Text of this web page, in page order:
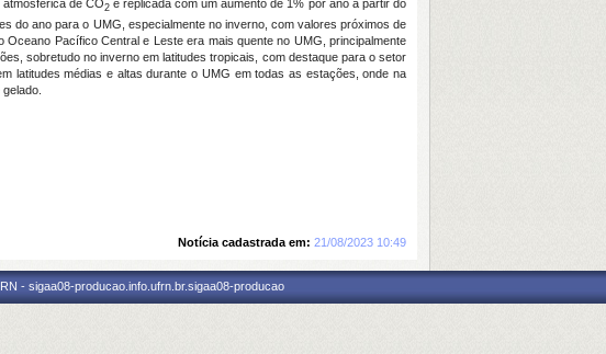
de CO2é replicada com um aumento de 1% por ano a partir do
do ano para o UMG, especialmente no inverno, com valores próximos de
Pacífico Central e Leste era mais quente no UMG, principalmente
sobretudo no inverno em latitudes tropicais, com destaque para o setor
latitudes médias e altas durante o UMG em todas as estações, onde na
Notícia cadastrada em: 21/08/2023 10:49
- sigaa08-producao.info.ufrn.br.sigaa08-producao